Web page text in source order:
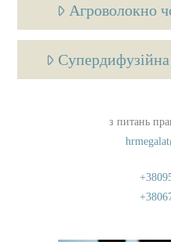
Агроволокно
з питань